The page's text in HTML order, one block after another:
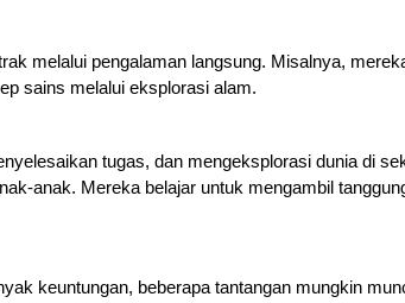
melalui pengalaman langsung. Misalnya,
sains melalui eksplorasi alam.
tugas, dan mengeksplorasi dunia di
anak. Mereka belajar untuk mengambil
keuntungan, beberapa tantangan mungkin